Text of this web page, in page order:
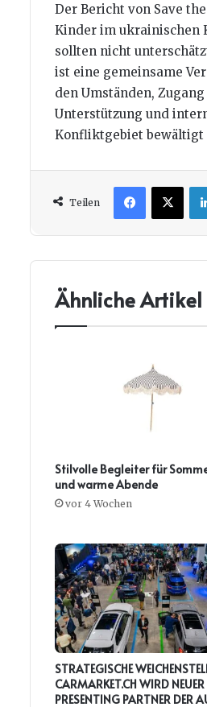
Der Bericht von Save
Kinder im ukrainischen
sollten nicht
ist eine gemeinsame
den Umständen,
Unterstützung und
Konfliktgebiet bewältigt
Teilen
Facebook
X
Ähnliche Artikel
Stilvolle Begleiter für
und warme Abende
vor 4 Wochen
STRATEGISCHE
CARMARKET.CH WIRD NEUER
PRESENTING PARTNER DER